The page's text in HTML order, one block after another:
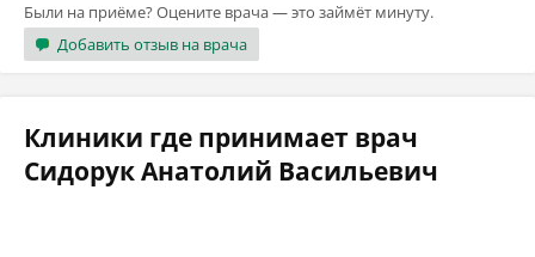
Были на приёме? Оцените врача — это займёт минуту.
Добавить отзыв на врача
Клиники где принимает врач
Сидорук Анатолий Васильевич